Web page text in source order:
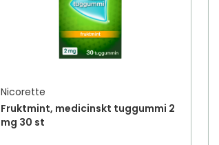
Nicorette
Fruktmint, medicinskt tuggummi 2
mg 30 st